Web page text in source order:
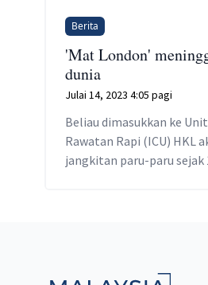
Berita
'Mat London'
dunia
Julai 14, 2023 4:05 pagi
Beliau dimasukkan ke Unit
Rawatan Rapi (ICU) HKL
jangkitan paru-paru sejak